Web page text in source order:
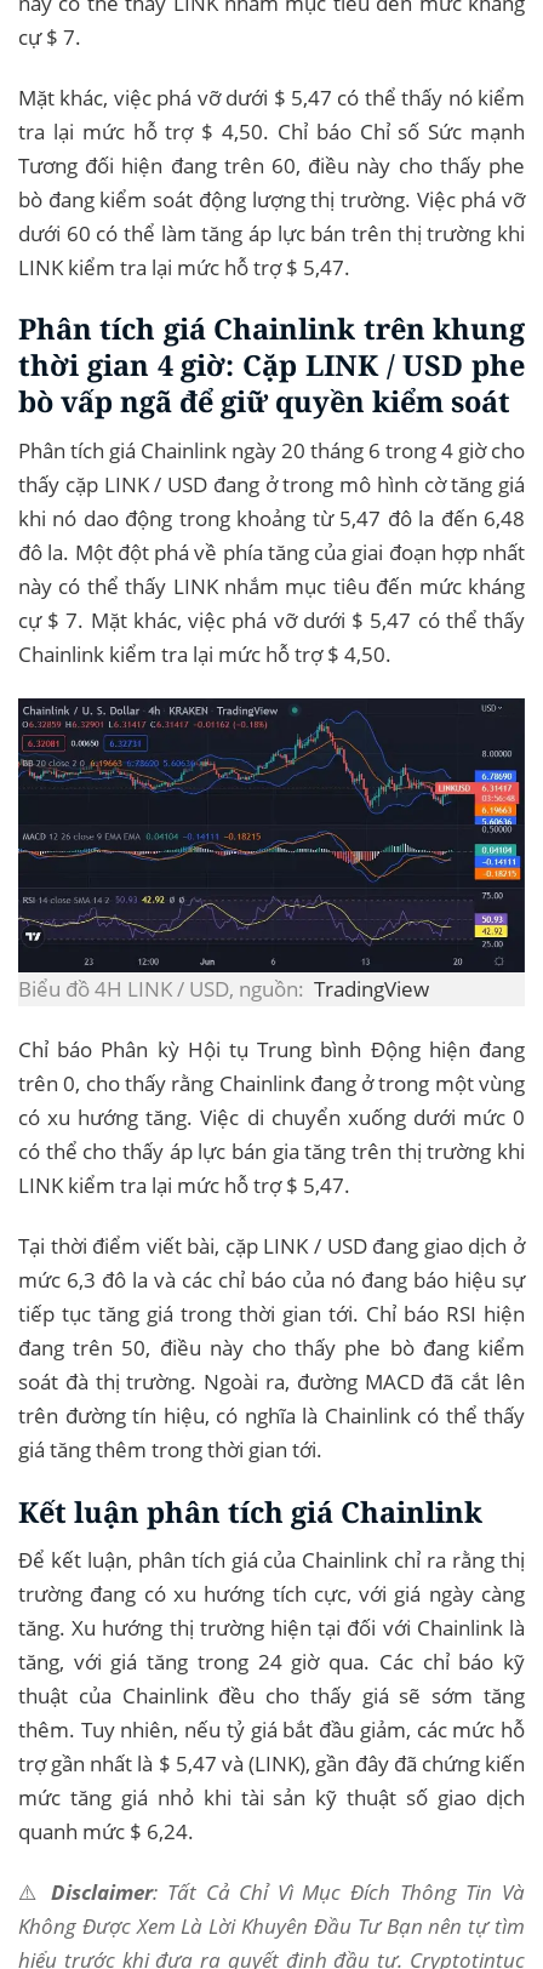
cự $ 7.
Mặt khác, việc phá vỡ dưới $ 5,47 có thể thấy nó kiểm
tra lại mức hỗ trợ $ 4,50. Chỉ báo Chỉ số Sức mạnh
Tương đối hiện đang trên 60, điều này cho thấy phe
bò đang kiểm soát động lượng thị trường. Việc phá vỡ
dưới 60 có thể làm tăng áp lực bán trên thị trường khi
LINK kiểm tra lại mức hỗ trợ $ 5,47.
Phân tích giá Chainlink trên khung
thời gian 4 giờ: Cặp LINK / USD phe
bò vấp ngã để giữ quyền kiểm soát
Phân tích giá Chainlink ngày 20 tháng 6 trong 4 giờ cho
thấy cặp LINK / USD đang ở trong mô hình cờ tăng giá
khi nó dao động trong khoảng từ 5,47 đô la đến 6,48
đô la. Một đột phá về phía tăng của giai đoạn hợp nhất
này có thể thấy LINK nhắm mục tiêu đến mức kháng
cự $ 7. Mặt khác, việc phá vỡ dưới $ 5,47 có thể thấy
Chainlink kiểm tra lại mức hỗ trợ $ 4,50.
Biểu đồ 4H LINK / USD, nguồn: TradingView
Chỉ báo Phân kỳ Hội tụ Trung bình Động hiện đang
trên 0, cho thấy rằng Chainlink đang ở trong một vùng
có xu hướng tăng. Việc di chuyển xuống dưới mức 0
có thể cho thấy áp lực bán gia tăng trên thị trường khi
LINK kiểm tra lại mức hỗ trợ $ 5,47.
Tại thời điểm viết bài, cặp LINK / USD đang giao dịch ở
mức 6,3 đô la và các chỉ báo của nó đang báo hiệu sự
tiếp tục tăng giá trong thời gian tới. Chỉ báo RSI hiện
đang trên 50, điều này cho thấy phe bò đang kiểm
soát đà thị trường. Ngoài ra, đường MACD đã cắt lên
trên đường tín hiệu, có nghĩa là Chainlink có thể thấy
giá tăng thêm trong thời gian tới.
Kết luận phân tích giá Chainlink
Để kết luận, phân tích giá của Chainlink chỉ ra rằng thị
trường đang có xu hướng tích cực, với giá ngày càng
tăng. Xu hướng thị trường hiện tại đối với Chainlink là
tăng, với giá tăng trong 24 giờ qua. Các chỉ báo kỹ
thuật của Chainlink đều cho thấy giá sẽ sớm tăng
thêm. Tuy nhiên, nếu tỷ giá bắt đầu giảm, các mức hỗ
trợ gần nhất là $ 5,47 và (LINK), gần đây đã chứng kiến
​​mức tăng giá nhỏ khi tài sản kỹ thuật số giao dịch
quanh mức $ 6,24.
⚠️Disclaimer: Tất Cả Chỉ Vì Mục Đích Thông Tin Và
Không Được Xem Là Lời Khuyên Đầu Tư Bạn nên tự tìm
hiểu trước khi đưa ra quyết định đầu tư. Cryptotintuc